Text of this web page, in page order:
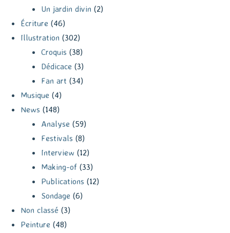
Un jardin divin (2)
Écriture (46)
Illustration (302)
Croquis (38)
Dédicace (3)
Fan art (34)
Musique (4)
News (148)
Analyse (59)
Festivals (8)
Interview (12)
Making-of (33)
Publications (12)
Sondage (6)
Non classé (3)
Peinture (48)